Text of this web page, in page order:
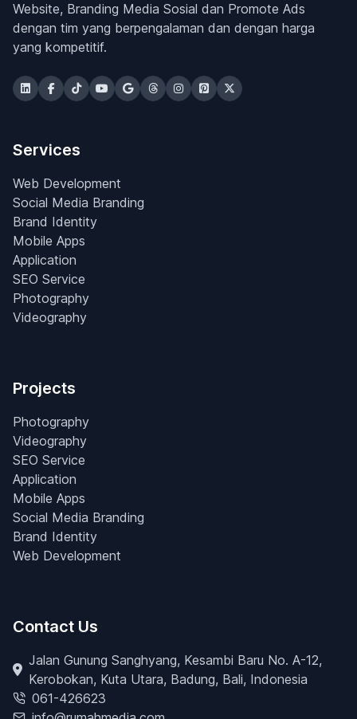
Website, Branding Media Sosial dan Promote Ads
dengan tim yang berpengalaman dan dengan harga
yang kompetitif.
Services
Web Development
Social Media Branding
Brand Identity
Mobile Apps
Application
SEO Service
Photography
Videography
Projects
Photography
Videography
SEO Service
Application
Mobile Apps
Social Media Branding
Brand Identity
Web Development
Contact Us
Jalan Gunung Sanghyang, Kesambi Baru No. A-12,
Kerobokan, Kuta Utara, Badung, Bali, Indonesia
061-426623